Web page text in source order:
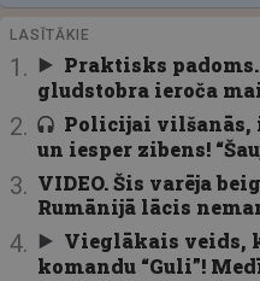
LASĪTĀKIE
Praktisks
gludstobra ieroča
Policijai vilšanās,
un iesper zibens!
VIDEO. Šis varēja
Rumānijā lācis
Vieglākais veids,
komandu “Guli”!